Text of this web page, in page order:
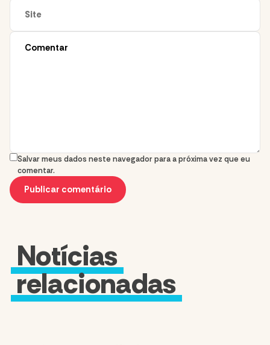
Salvar meus dados neste navegador para a próxima vez que eu
comentar.
Notícias
relacionadas